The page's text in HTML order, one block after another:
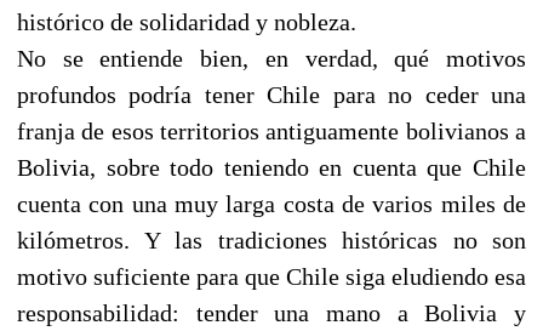
histórico de solidaridad y nobleza.
No se entiende bien, en verdad, qué motivos
profundos podría tener Chile para no ceder una
franja de esos territorios antiguamente bolivianos a
Bolivia, sobre todo teniendo en cuenta que Chile
cuenta con una muy larga costa de varios miles de
kilómetros. Y las tradiciones históricas no son
motivo suficiente para que Chile siga eludiendo esa
responsabilidad: tender una mano a Bolivia y